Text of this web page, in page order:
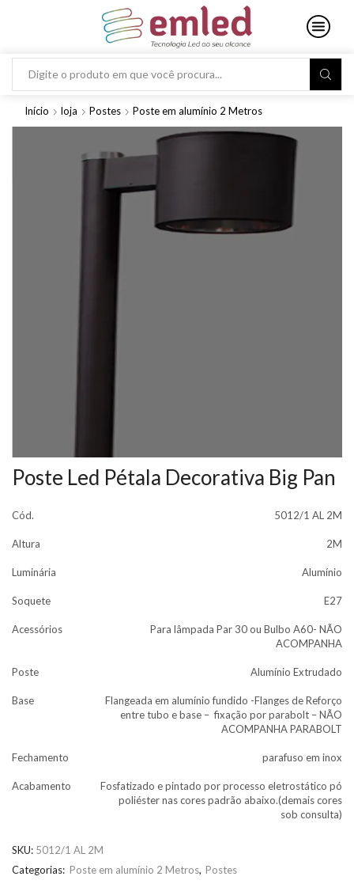
Search
Início loja Postes Poste em alumínio 2 Metros
Poste Led Pétala Decorativa Big Pan
Cód. 5012/1 AL 2M
Altura 2M
Luminária Alumínio
Soquete E27
Acessórios
Para lâmpada Par 30 ou Bulbo A60- NÃO
ACOMPANHA
Poste Alumínio Extrudado
Base
Flangeada em alumínio fundido -Flanges de Reforço
entre tubo e base – fixação por parabolt – NÃO
ACOMPANHA PARABOLT
Fechamento parafuso em inox
Acabamento
Fosfatizado e pintado por processo eletrostático pó
poliéster nas cores padrão abaixo.(demais cores
sob consulta)
SKU: 5012/1 AL 2M
Categorias: Poste em alumínio 2 Metros, Postes